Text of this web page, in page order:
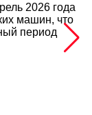
2026 года
машин, что
период